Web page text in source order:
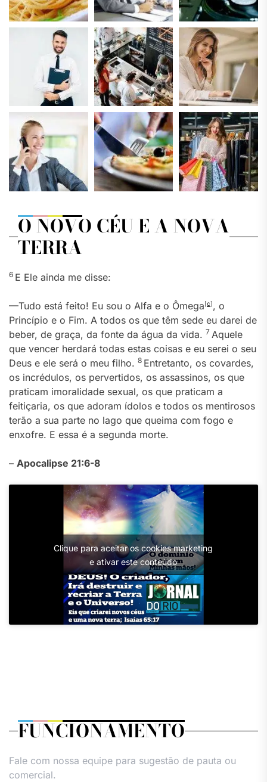
O NOVO CÉU E A NOVA
TERRA
6 E Ele ainda me disse:
—Tudo está feito! Eu sou o Alfa e o Ômega[c], o
Princípio e o Fim. A todos os que têm sede eu darei de
beber, de graça, da fonte da água da vida. 7 Aquele
que vencer herdará todas estas coisas e eu serei o seu
Deus e ele será o meu filho. 8 Entretanto, os covardes,
os incrédulos, os pervertidos, os assassinos, os que
praticam imoralidade sexual, os que praticam a
feitiçaria, os que adoram ídolos e todos os mentirosos
terão a sua parte no lago que queima com fogo e
enxofre. E essa é a segunda morte.
– Apocalipse 21:6-8
Clique para aceitar os cookies marketing
e ativar este conteúdo
FUNCIONAMENTO
Fale com nossa equipe para sugestão de pauta ou
comercial.